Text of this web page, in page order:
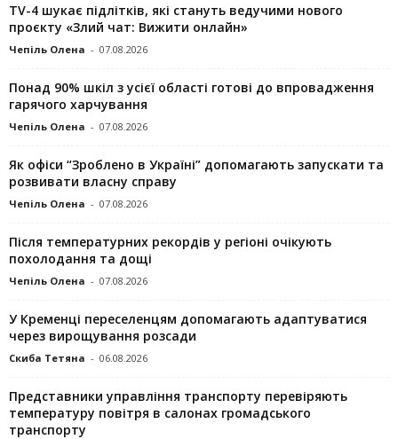
TV-4 шукає підлітків, які стануть ведучими нового
проєкту «Злий чат: Вижити онлайн»
Чепіль Олена - 07.08.2026
Понад 90% шкіл з усієї області готові до впровадження
гарячого харчування
Чепіль Олена - 07.08.2026
Як офіси “Зроблено в Україні” допомагають запускaти та
розвивати власну справу
Чепіль Олена - 07.08.2026
Після температурних рекордів у регіоні очікують
похолодання та дощі
Чепіль Олена - 07.08.2026
У Кременці переселенцям допомагають адаптуватися
через вирощування розсади
Скиба Тетяна - 06.08.2026
Представники управління транспорту перевіряють
температуру повітря в салонах громадського
транспорту